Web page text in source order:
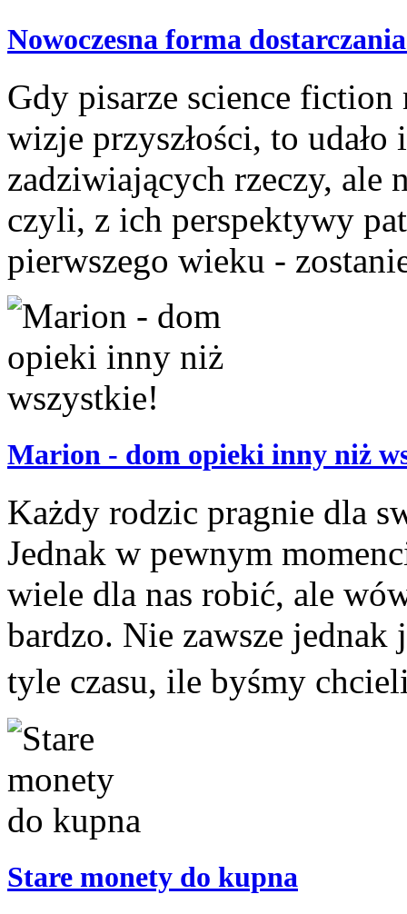
Nowoczesna forma
Gdy pisarze science
wizje przyszłości, to
zadziwiających rzeczy, ale
czyli, z ich perspektywy
pierwszego wieku -
Marion - dom opieki inny niż
Każdy rodzic pragnie dla
Jednak w pewnym
wiele dla nas robić, ale
bardzo. Nie zawsze jednak
tyle czasu, ile byśmy
Stare monety do kupna